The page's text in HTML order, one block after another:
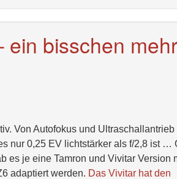
bisschen mehr
Von Autofokus und Ultraschallantrieb
nur 0,25 EV lichtstärker als f/2,8 ist …
es je eine Tamron und Vivitar Version
adaptiert werden. Das Vivitar hat den